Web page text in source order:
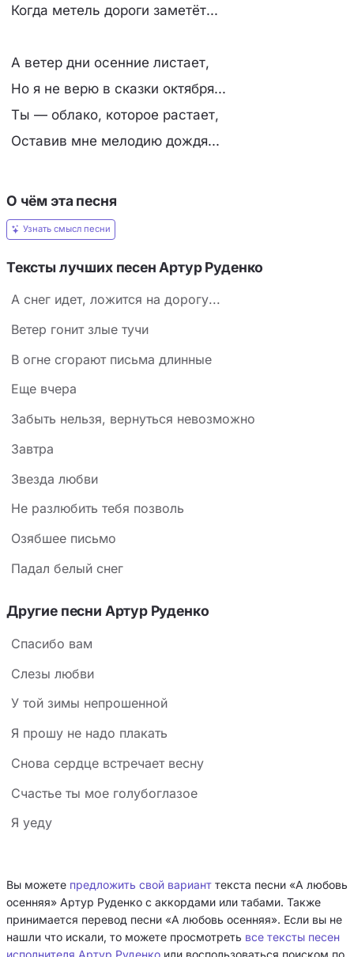
Когда метель дороги заметёт...
А ветер дни осенние листает,
Но я не верю в сказки октября...
Ты — облако, которое растает,
Оставив мне мелодию дождя...
О чём эта песня
Узнать смысл песни
Тексты лучших песен Артур Руденко
А снег идет, ложится на дорогу...
Ветер гонит злые тучи
В огне сгорают письма длинные
Еще вчера
Забыть нельзя, вернуться невозможно
Завтра
Звезда любви
Не разлюбить тебя позволь
Озябшее письмо
Падал белый снег
Другие песни Артур Руденко
Спасибо вам
Слезы любви
У той зимы непрошенной
Я прошу не надо плакать
Снова сердце встречает весну
Счастье ты мое голубоглазое
Я уеду
Вы можете предложить свой вариант текста песни «А любовь
осенняя» Артур Руденко с аккордами или табами. Также
принимается перевод песни «А любовь осенняя». Если вы не
нашли что искали, то можете просмотреть все тексты песен
исполнителя Артур Руденко или воспользоваться поиском по